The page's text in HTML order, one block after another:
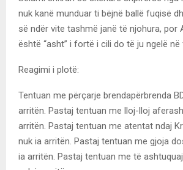
nuk kanë munduar ti bëjnë ballë fuqisë
së ndër vite tashmë janë të njohura, por
është “asht” i fortë i cili do të ju ngelë në
Reagimi i plotë:
Tentuan me përçarje brendapërbrenda
arritën. Pastaj tentuan me lloj-lloj
arritën. Pastaj tentuan me atentat ndaj
nuk ia arritën. Pastaj tentuan me gjoja
ia arritën. Pastaj tentuan me të